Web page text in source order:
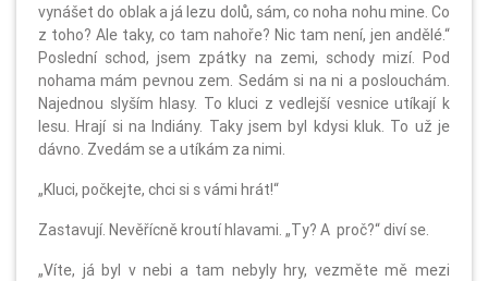
vynášet do oblak a já lezu dolů, sám, co noha nohu mine. Co
z toho? Ale taky, co tam nahoře? Nic tam není, jen andělé.“
Poslední schod, jsem zpátky na zemi, schody mizí. Pod
nohama mám pevnou zem. Sedám si na ni a poslouchám.
Najednou slyším hlasy. To kluci z vedlejší vesnice utíkají k
lesu. Hrají si na Indiány. Taky jsem byl kdysi kluk. To už je
dávno. Zvedám se a utíkám za nimi.
„Kluci, počkejte, chci si s vámi hrát!“
Zastavují. Nevěřícně kroutí hlavami. „Ty? A proč?“ diví se.
„Víte, já byl v nebi a tam nebyly hry, vezměte mě mezi